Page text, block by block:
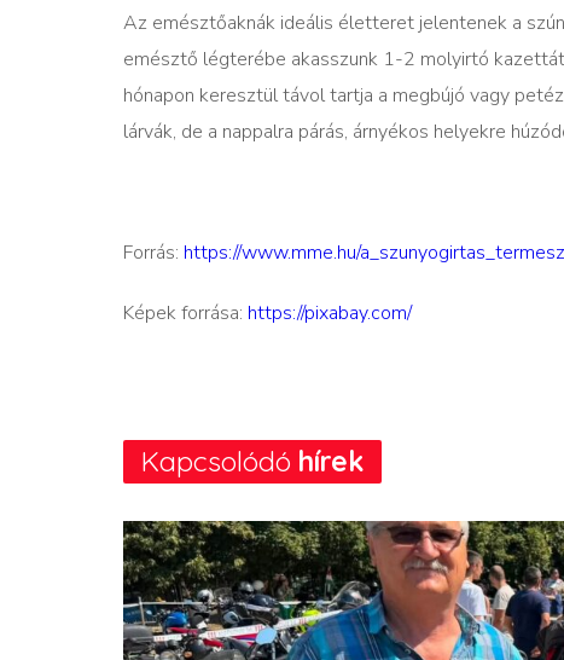
Az emésztőaknák ideális életteret jelentenek a
emésztő légterébe akasszunk 1-2 molyirtó
hónapon keresztül távol tartja a megbújó vagy
lárvák, de a nappalra párás, árnyékos helyekre
Forrás: https://www.mme.hu/
Képek forrása: https://pixabay.com/
Kapcsolódó hírek